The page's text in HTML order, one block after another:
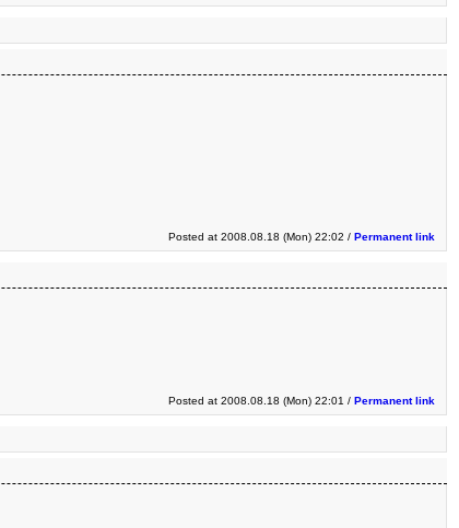
Posted at 2008.08.18 (Mon) 22:02 / Permanent link
Posted at 2008.08.18 (Mon) 22:01 / Permanent link